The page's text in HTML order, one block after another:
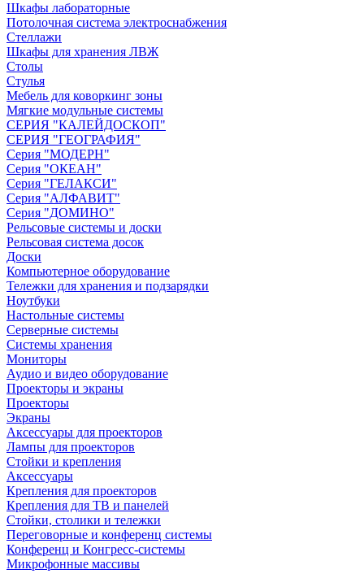
Шкафы лабораторные
Потолочная система электроснабжения
Стеллажи
Шкафы для хранения ЛВЖ
Столы
Стулья
Мебель для коворкинг зоны
Мягкие модульные системы
СЕРИЯ "КАЛЕЙДОСКОП"
СЕРИЯ "ГЕОГРАФИЯ"
Серия "МОДЕРН"
Серия "ОКЕАН"
Серия "ГЕЛАКСИ"
Серия "АЛФАВИТ"
Серия "ДОМИНО"
Рельсовые системы и доски
Рельсовая система досок
Доски
Компьютерное оборудование
Тележки для хранения и подзарядки
Ноутбуки
Настольные системы
Серверные системы
Системы хранения
Мониторы
Аудио и видео оборудование
Проекторы и экраны
Проекторы
Экраны
Аксессуары для проекторов
Лампы для проекторов
Стойки и крепления
Аксессуары
Крепления для проекторов
Крепления для ТВ и панелей
Стойки, столики и тележки
Переговорные и конференц системы
Конференц и Конгресс-системы
Микрофонные массивы